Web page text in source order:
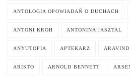
ANTOLOGIA OPOWIADAŃ O DUCHACH
ANTONI KROH ANTONINA JASZTAL
ANYUTOPIA APTEKARZ
ARISTO ARNOLD BENNETT